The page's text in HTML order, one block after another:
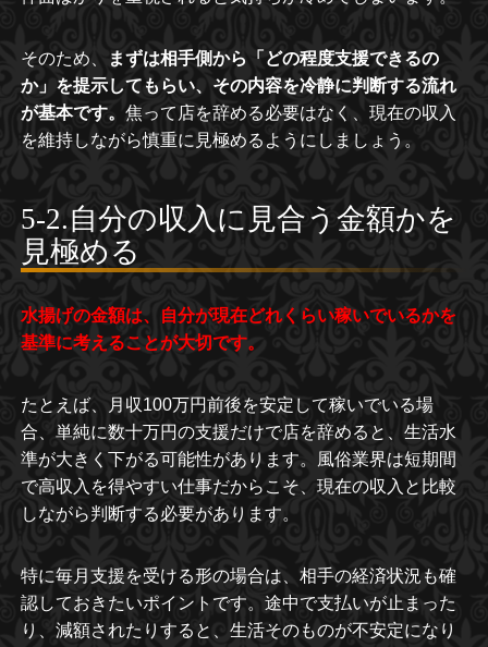
そのため、
まずは相手側から「どの程度支援できるの
か」を提示してもらい、その内容を冷静に判断する流れ
が基本です。 焦って店を辞める必要はなく、現在の収入
を維持しながら慎重に見極めるようにしましょう。
5-2.自分の収入に見合う金額かを
見極める
水揚げの金額は、自分が現在どれくらい稼いでいるかを
基準に考えることが大切です。
たとえば、月収100万円前後を安定して稼いでいる場
合、単純に数十万円の支援だけで店を辞めると、生活水
準が大きく下がる可能性があります。風俗業界は短期間
で高収入を得やすい仕事だからこそ、現在の収入と比較
しながら判断する必要があります。
特に毎月支援を受ける形の場合は、相手の経済状況も確
認しておきたいポイントです。途中で支払いが止まった
り、減額されたりすると、生活そのものが不安定になり